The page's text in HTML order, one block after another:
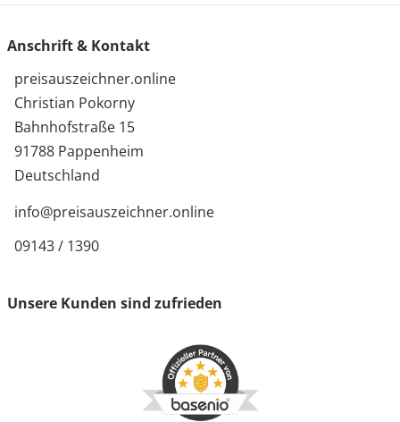
Anschrift & Kontakt
preisauszeichner.online
Christian Pokorny
Bahnhofstraße 15
91788 Pappenheim
Deutschland
info@preisauszeichner.online
09143 / 1390
Unsere Kunden sind zufrieden